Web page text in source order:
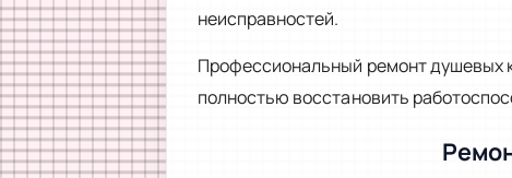
неисправностей.
Профессиональный ремонт душевых
полностью восстановить